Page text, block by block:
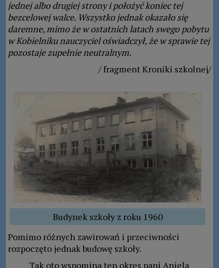
jednej albo drugiej strony i położyć koniec tej
bezcelowej walce. Wszystko jednak okazało się
daremne, mimo że w ostatnich latach swego pobytu
w Kobielniku nauczyciel oświadczył, że w sprawie tej
pozostaje zupełnie neutralnym.
/ fragment Kroniki szkolnej/
Budynek szkoły z roku 1960
Pomimo różnych zawirowań i przeciwności
rozpoczęto jednak budowę szkoły.
Tak oto wspomina ten okres pani Aniela